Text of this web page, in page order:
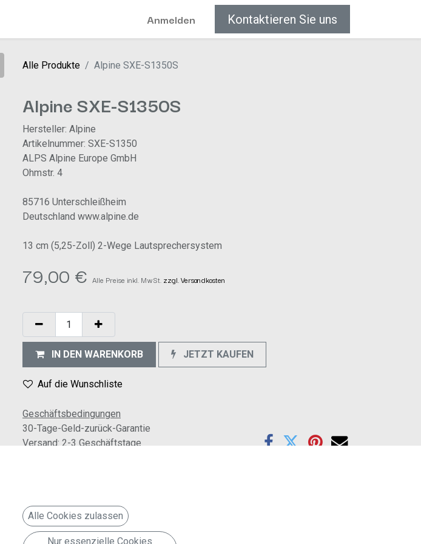
Anmelden Kontaktieren Sie uns
Alle Produkte Alpine SXE-S1350S
Alpine SXE-S1350S
Hersteller: Alpine
Artikelnummer: SXE-S1350
ALPS Alpine Europe GmbH
Ohmstr. 4
85716 Unterschleißheim
Deutschland www.alpine.de
13 cm (5,25-Zoll) 2-Wege Lautsprechersystem
79,00 € Alle Preise inkl. MwSt. zzgl. Versandkosten
IN DEN WARENKORB JETZT KAUFEN
Auf die Wunschliste
Geschäftsbedingungen
30-Tage-Geld-zurück-Garantie
Versand: 2-3 Geschäftstage
Alle Cookies zulassen
Nur essenzielle Cookies